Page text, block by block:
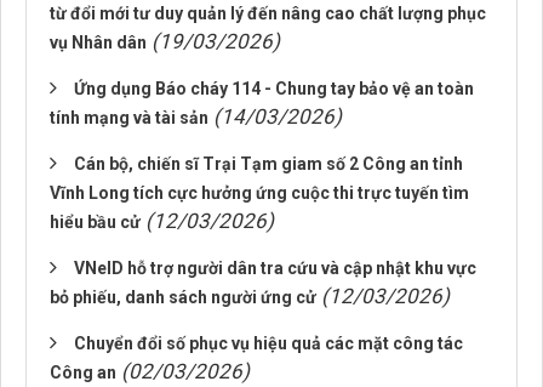
từ đổi mới tư duy quản lý đến nâng cao chất lượng phục
vụ Nhân dân (19/03/2026)
Ứng dụng Báo cháy 114 - Chung tay bảo vệ an toàn
tính mạng và tài sản (14/03/2026)
Cán bộ, chiến sĩ Trại Tạm giam số 2 Công an tỉnh
Vĩnh Long tích cực hưởng ứng cuộc thi trực tuyến tìm
hiểu bầu cử (12/03/2026)
VNeID hỗ trợ người dân tra cứu và cập nhật khu vực
bỏ phiếu, danh sách người ứng cử (12/03/2026)
Chuyển đổi số phục vụ hiệu quả các mặt công tác
Công an (02/03/2026)